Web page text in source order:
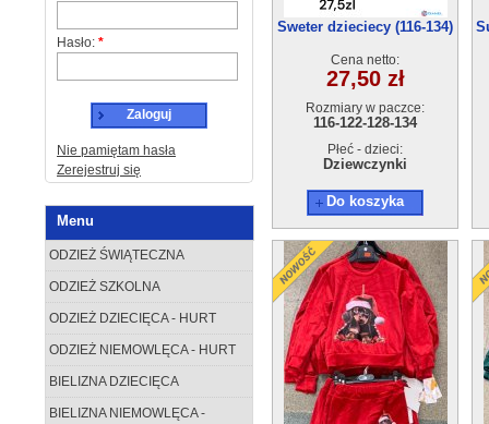
Hasło: *
Zaloguj
Nie pamiętam hasła
Zerejestruj się
Menu
ODZIEŻ ŚWIĄTECZNA
ODZIEŻ SZKOLNA
ODZIEŻ DZIECIĘCA - HURT
ODZIEŻ NIEMOWLĘCA - HURT
BIELIZNA DZIECIĘCA
BIELIZNA NIEMOWLĘCA -
Sweter dzieciecy (116-134)
Cena netto:
27,50 zł
Rozmiary w paczce:
116-122-128-134
Płeć - dzieci:
Dziewczynki
Do koszyka